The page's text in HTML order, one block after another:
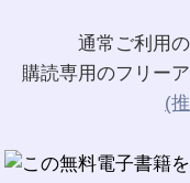
通常ご利用
購読専用のフリー
(